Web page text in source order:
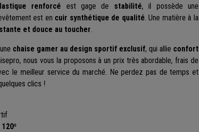
renforcé est gage de stabilité, il possède une
est en cuir synthétique de qualité. Une matière à la
et douce au toucher.
chaise gamer au design sportif exclusif, qui allie confort
nous vous la proposons à un prix très abordable, frais de
le meilleur service du marché. Ne perdez pas de temps et
clics !